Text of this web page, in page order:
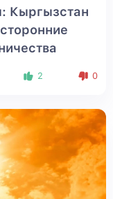
Кыргызстан
2 0